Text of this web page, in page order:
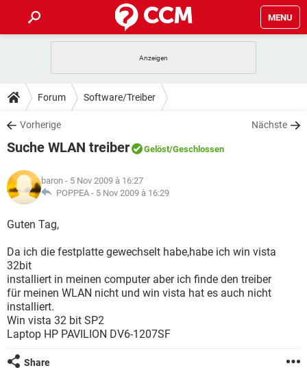
MENU
ANDROID IOS
WINDOWS 10
WHATSAPP TIKTOK
FACEBOOK
TIPPS & TRICKS
SPIELE
WHATSAPP
FACEBOOK
DOWNLOADS
SPIELE STREAMING
ANDROID
WINDOWS 10 INSTAGRAM
WHATSAPP
SPIELE
ANDROID
WINDOWS 10
WHATSAPP TIKTOK
FACEBOOK HARDWARE
LEXIKON
SPIELE
WINDOWS 10
WHATSAPP TIKTOK
FACEBOOK
Forum Software/Treiber
Vorherige Nächste
Suche WLAN treiber Gelöst/Geschlossen
baron - 5 Nov 2009 à 16:27
POPPEA - 5 Nov 2009 à 16:29
Guten Tag,
Da ich die festplatte gewechselt habe,habe ich win vista
32bit
installiert in meinen computer aber ich finde den treiber
für meinen WLAN nicht und win vista hat es auch nicht
installiert.
Win vista 32 bit SP2
Laptop HP PAVILION DV6-1207SF
Share